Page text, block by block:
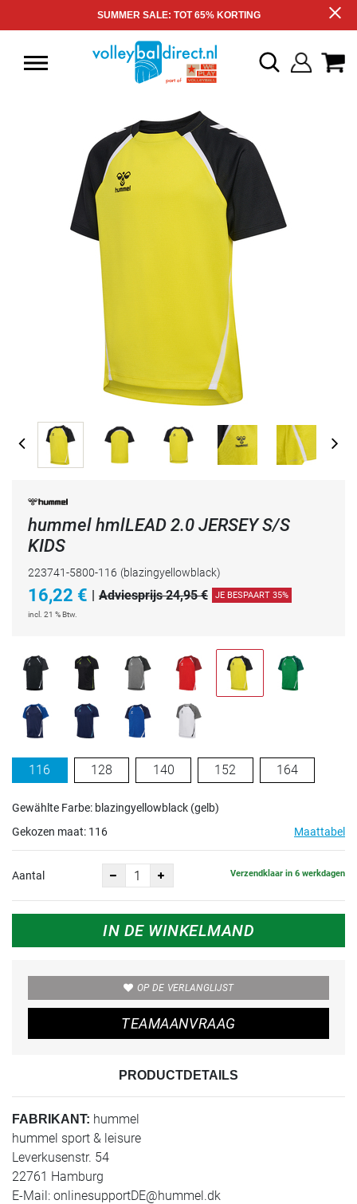
SUMMER SALE: TOT 65% KORTING
hummel hmlLEAD 2.0 JERSEY S/S
KIDS
223741-5800-116 (blazingyellowblack)
16,22 € | Adviesprijs 24,95 € JE BESPAART 35%
incl. 21 % Btw.
116 128 140 152 164
Gewählte Farbe: blazingyellowblack (gelb)
Gekozen maat: 116 Maattabel
Aantal Verzendklaar in 6 werkdagen
IN DE WINKELMAND
OP DE VERLANGLIJST
TEAMAANVRAAG
PRODUCTDETAILS
FABRIKANT: hummel
hummel sport & leisure
Leverkusenstr. 54
22761 Hamburg
E-Mail: onlinesupportDE@hummel.dk